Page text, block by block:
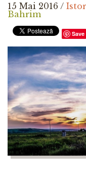
Preotul paroh
Program
Despre noi
Contact
15 Mai 2016 /
Bahrim
Save